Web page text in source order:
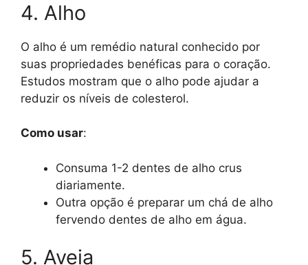
4. Alho
O alho é um remédio natural conhecido por
suas propriedades benéficas para o coração.
Estudos mostram que o alho pode ajudar a
reduzir os níveis de colesterol.
Como usar:
Consuma 1-2 dentes de alho crus
diariamente.
Outra opção é preparar um chá de alho
fervendo dentes de alho em água.
5. Aveia